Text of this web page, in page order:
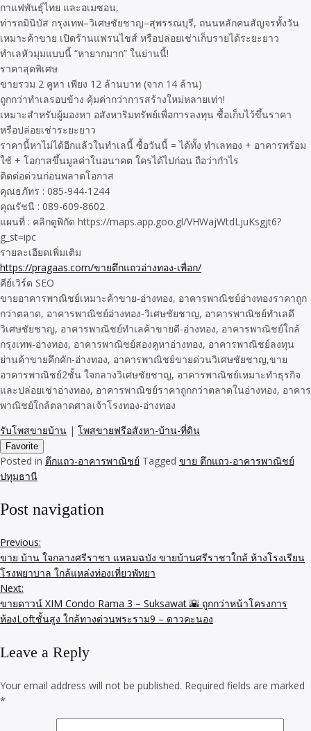
กาแฟพันธุ์ไทย และอเมซอน,
ท่ารถมินิบัส กรุงเทพ–วิเศษชัยชาญ–สุพรรณบุรี, ถนนหลักคนสัญจรทั้งวัน
เหมาะค้าขาย เปิดร้านแฟรนไชส์ หรือปล่อยเช่าเก็บรายได้ระยะยาว
ทำเลหัวมุมแบบนี้ “หายากมาก” ในย่านนี้!
ราคาสุดพิเศษ
ขายรวม 2 คูหา เพียง 12 ล้านบาท (จาก 14 ล้าน)
ถูกกว่าทำเลรอบข้าง คุ้มค่ากว่าการสร้างใหม่หลายเท่า!
เหมาะสำหรับผู้มองหา อสังหาริมทรัพย์เพื่อการลงทุน ซื้อเก็บไว้ขึ้นราคา
หรือปล่อยเช่าระยะยาว
ราคานี้หาไม่ได้อีกแล้วในทำเลนี้ ซื้อวันนี้ = ได้ทั้ง ทำเลทอง + อาคารพร้อม
ใช้ + โอกาสขึ้นมูลค่าในอนาคต ใครได้ไปก่อน ถือว่ากำไร
ติดต่อด่วนก่อนพลาดโอกาส
คุณธภัทร : 085-944-1244
คุณรัชนี : 089-609-8602
แผนที่ : คลิกดูพิกัด https://maps.app.goo.gl/VHWajWtdLjuKsgjt6?
g_st=ipc
รายละเอียดเพิ่มเติม
https://pragaas.com/ขายตึกแถวอ่างทอง-เพื่อก/
คีย์เวิร์ด SEO
ขายอาคารพาณิชย์เหมาะค้าขาย-อ่างทอง, อาคารพาณิชย์อ่างทองราคาถูก
กว่าตลาด, อาคารพาณิชย์อ่างทอง-วิเศษชัยชาญ, อาคารพาณิชย์ทำเลดี
วิเศษชัยชาญ, อาคารพาณิชย์ทำเลค้าขายดี-อ่างทอง, อาคารพาณิชย์ใกล้
กรุงเทพ-อ่างทอง, อาคารพาณิชย์สองคูหาอ่างทอง, อาคารพาณิชย์ลงทุน
ย่านค้าขายคึกคัก-อ่างทอง, อาคารพาณิชย์ขายด่วนวิเศษชัยชาญ,ขาย
อาคารพาณิชย์2ชั้น ใจกลางวิเศษชัยชาญ, อาคารพาณิชย์เหมาะทำธุรกิจ
และปล่อยเช่าอ่างทอง, อาคารพาณิชย์ราคาถูกกว่าตลาดในอ่างทอง, อาคาร
พาณิชย์ใกล้ตลาดศาลเจ้าโรงทอง-อ่างทอง
รับโพสขายบ้าน | โพสขายฟรีอสังหา-บ้าน-ที่ดิน
Favorite
Posted in ตึกแถว-อาคารพาณิชย์ Tagged ขาย ตึกแถว-อาคารพาณิชย์
ปทุมธานี
Post navigation
Previous:
ขาย บ้าน ใจกลางศรีราชา แหลมฉบัง ขายบ้านศรีราชาใกล้ ห้างโรงเรียน
โรงพยาบาล ใกล้แหล่งท่องเที่ยวพัทยา
Next:
ขายดาวน์ XIM Condo Rama 3 – Suksawat 🌇 ถูกกว่าหน้าโครงการ
ห้องLoftชั้นสูง ใกล้ทางด่วนพระราม9 – ดาวคะนอง
Leave a Reply
Your email address will not be published. Required fields are marked
*